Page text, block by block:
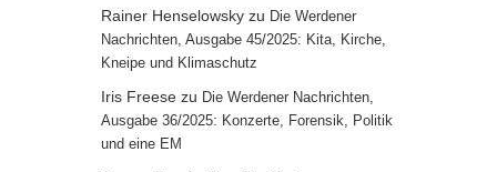
Rainer Henselowsky zu Die Werdener
Nachrichten, Ausgabe 45/2025: Kita, Kirche,
Kneipe und Klimaschutz
Iris Freese zu Die Werdener Nachrichten,
Ausgabe 36/2025: Konzerte, Forensik, Politik
und eine EM